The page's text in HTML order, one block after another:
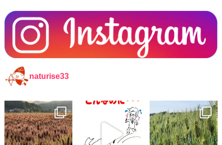
naturise33